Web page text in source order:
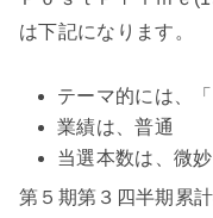
は下記になります。
テーマ的には、
業績は、普通
当選本数は、微妙
第５期第３四半期累